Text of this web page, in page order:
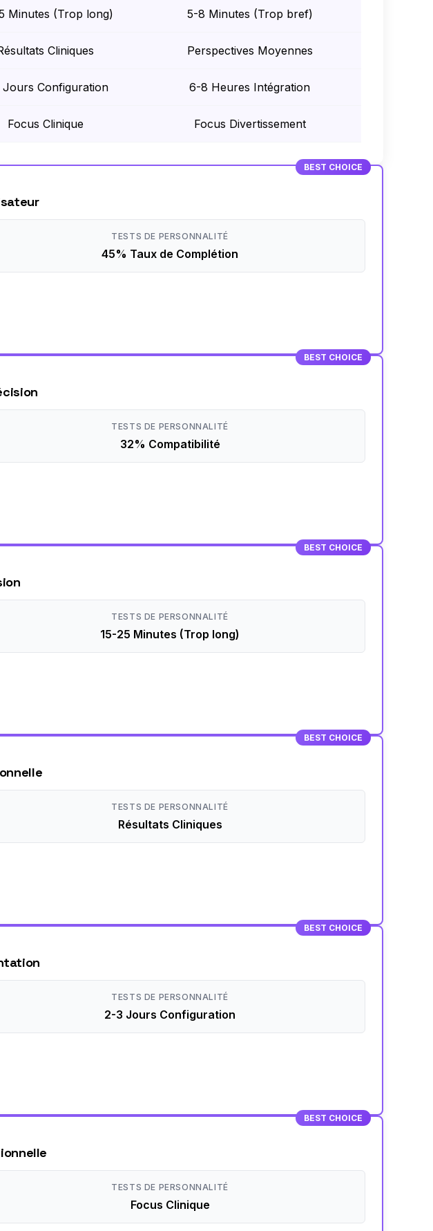
Minutes (Trop long) 5-8 Minutes (Trop bref)
Cliniques Perspectives Moyennes
Jours Configuration 6-8 Heures Intégration
Focus Clinique Focus Divertissement
BEST CHOICE
TESTS DE PERSONNALITÉ
45% Taux de Complétion
BEST CHOICE
TESTS DE PERSONNALITÉ
32% Compatibilité
BEST CHOICE
TESTS DE PERSONNALITÉ
15-25 Minutes (Trop long)
BEST CHOICE
TESTS DE PERSONNALITÉ
Résultats Cliniques
BEST CHOICE
TESTS DE PERSONNALITÉ
2-3 Jours Configuration
BEST CHOICE
TESTS DE PERSONNALITÉ
Focus Clinique